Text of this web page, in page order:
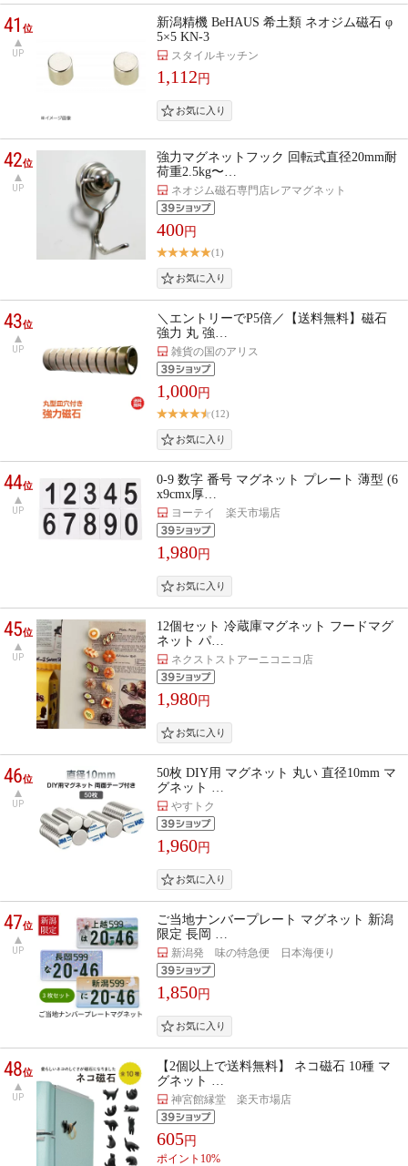
41位
UP
新潟精機 BeHAUS 希土類 ネオジム磁石 φ
5×5 KN-3
スタイルキッチン
1,112 円
42位
UP
強力マグネットフック 回転式直径20mm耐
荷重2.5kg〜…
ネオジム磁石専門店レアマグネット
400円
(1)
43位
UP
＼エントリーでP5倍／【送料無料】磁石
強力 丸 強…
雑貨の国のアリス
1,000円
(12)
44位
UP
0-9 数字 番号 マグネット プレート 薄型 (6
x9cmx厚…
ヨーテイ 楽天市場店
1,980円
45位
UP
12個セット 冷蔵庫マグネット フードマグ
ネット パ…
ネクストストアーニコニコ店
1,980円
46位
UP
50枚 DIY用 マグネット 丸い 直径10mm マ
グネット …
やすトク
1,960円
47位
UP
ご当地ナンバープレート マグネット 新潟
限定 長岡 …
新潟発 味の特急便 日本海便り
1,850円
48位
UP
【2個以上で送料無料】 ネコ磁石 10種 マ
グネット …
神宮館縁堂 楽天市場店
605円
ポイント10%